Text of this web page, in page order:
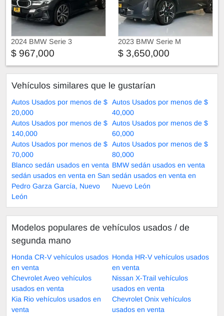
2024 BMW Serie 3
$ 967,000
2023 BMW Serie M
$ 3,650,000
Vehículos similares que le gustarían
Autos Usados por menos de $
20,000
Autos Usados por menos de $
40,000
Autos Usados por menos de $
140,000
Autos Usados por menos de $
60,000
Autos Usados por menos de $
70,000
Autos Usados por menos de $
80,000
Blanco sedán usados en venta BMW sedán usados en venta
sedán usados en venta en San
Pedro Garza García, Nuevo
León
sedán usados en venta en
Nuevo León
Modelos populares de vehículos usados ​​/ de
segunda mano
Honda CR-V vehículos usados
en venta
Honda HR-V vehículos usados
en venta
Chevrolet Aveo vehículos
usados en venta
Nissan X-Trail vehículos
usados en venta
Kia Rio vehículos usados en
venta
Chevrolet Onix vehículos
usados en venta